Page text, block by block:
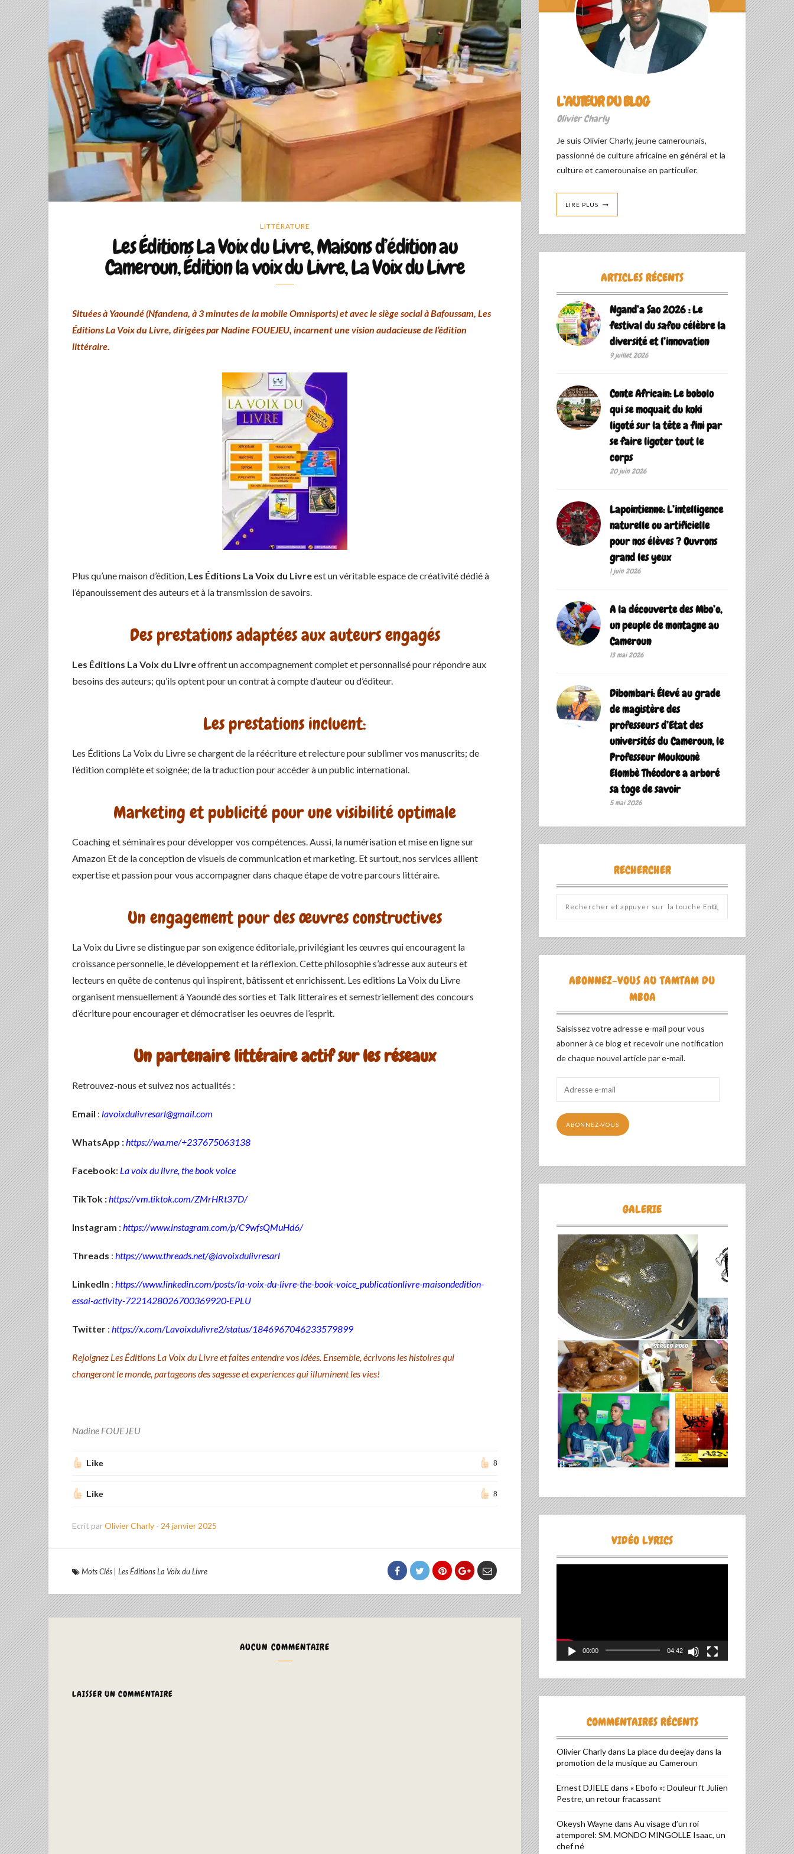
LITTÉRATURE
Les Éditions La Voix du Livre, Maisons d’édition au
Cameroun, Édition la voix du Livre, La Voix du Livre
Situées à Yaoundé (Nfandena, à 3 minutes de la mobile Omnisports) et avec le siège social à Bafoussam, Les
Éditions La Voix du Livre, dirigées par Nadine FOUEJEU, incarnent une vision audacieuse de l’édition
littéraire.
Plus qu’une maison d’édition, Les Éditions La Voix du Livreest un véritable espace de créativité dédié à
l’épanouissement des auteurs et à la transmission de savoirs.
Des prestations adaptées aux auteurs engagés
Les Éditions La Voix du Livreoffrent un accompagnement complet et personnalisé pour répondre aux
besoins des auteurs; qu’ils optent pour un contrat à compte d’auteur ou d’éditeur.
Les prestations incluent:
Les Éditions La Voix du Livre se chargent de la réécriture et relecture pour sublimer vos manuscrits; de
l’édition complète et soignée; de la traduction pour accéder à un public international.
Marketing et publicité pour une visibilité optimale
Coaching et séminaires pour développer vos compétences. Aussi, la numérisation et mise en ligne sur
Amazon Et de la conception de visuels de communication et marketing. Et surtout, nos services allient
expertise et passion pour vous accompagner dans chaque étape de votre parcours littéraire.
Un engagement pour des œuvres constructives
La Voix du Livre se distingue par son exigence éditoriale, privilégiant les œuvres qui encouragent la
croissance personnelle, le développement et la réflexion. Cette philosophie s’adresse aux auteurs et
lecteurs en quête de contenus qui inspirent, bâtissent et enrichissent. Les editions La Voix du Livre
organisent mensuellement à Yaoundé des sorties et Talk litteraires et semestriellement des concours
d’écriture pour encourager et démocratiser les oeuvres de l’esprit.
Un partenaire littéraire actif sur les réseaux
Retrouvez-nous et suivez nos actualités :
Email : lavoixdulivresarl@gmail.com
WhatsApp :https://wa.me/+237675063138
Facebook: La voix du livre, the book voice
TikTok :https://vm.tiktok.com/ZMrHRt37D/
Instagram : https://www.instagram.com/p/C9wfsQMuHd6/
Threads : https://www.threads.net/@lavoixdulivresarl
LinkedIn : https://www.linkedin.com/posts/la-voix-du-livre-the-book-voice_publicationlivre-maisondedition-
essai-activity-7221428026700369920-EPLU
Twitter : https://x.com/Lavoixdulivre2/status/1846967046233579899
Rejoignez Les Éditions La Voix du Livre et faites entendre vos idées. Ensemble, écrivons les histoires qui
changeront le monde, partageons des sagesse et experiences qui illuminent les vies!
Nadine FOUEJEU
Like 8
Like 8
Ecrit parOlivier Charly - 24 janvier 2025
Mots Clés Les Éditions La Voix du Livre
AUCUN COMMENTAIRE
LAISSER UN COMMENTAIRE
ALTERNATIVE:
L’AUTEUR DU BLOG
Olivier Charly
Je suis Olivier Charly, jeune camerounais,
passionné de culture africaine en général et la
culture et camerounaise en particulier.
LIRE PLUS
ARTICLES RÉCENTS
Ngand’a Sao 2026 : Le
festival du safou célèbre la
diversité et l’innovation
9 juillet 2026
Conte Africain: Le bobolo
qui se moquait du koki
ligoté sur la tête a fini par
se faire ligoter tout le
corps
20 juin 2026
Lapointienne: L’intelligence
naturelle ou artificielle
pour nos élèves ? Ouvrons
grand les yeux
1 juin 2026
A la découverte des Mbo’o,
un peuple de montagne au
Cameroun
13 mai 2026
Dibombari: Élevé au grade
de magistère des
professeurs d’Etat des
universités du Cameroun, le
Professeur Moukounè
Elombè Théodore a arboré
sa toge de savoir ‎
5 mai 2026
RECHERCHER
ABONNEZ-VOUS AU TAMTAM DU
MBOA
Saisissez votre adresse e-mail pour vous
abonner à ce blog et recevoir une notification
de chaque nouvel article par e-mail.
mail
ABONNEZ-VOUS
GALERIE
VIDÉO LYRICS
00:00 04:42
COMMENTAIRES RÉCENTS
Olivier Charlydans La place du deejay dans la
promotion de la musique au Cameroun
Ernest DJIELE dans « Ebofo »: Douleur ft Julien
Pestre, un retour fracassant
Okeysh Waynedans Au visage d’un roi
atemporel: SM. MONDO MINGOLLE Isaac, un
chef né